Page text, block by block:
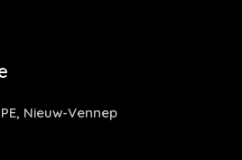
Nieuw-Vennep